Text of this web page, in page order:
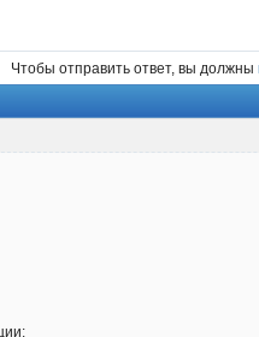
Чтобы отправить ответ, вы должны